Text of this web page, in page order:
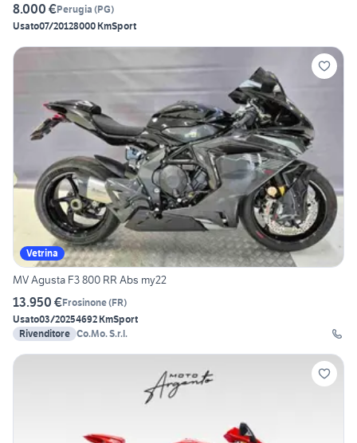
8.000 €Perugia (PG)
Usato07/20128000 KmSport
Vetrina
MV Agusta F3 800 RR Abs my22
13.950 €Frosinone(FR)
Usato03/20254692 KmSport
Rivenditore Co.Mo. S.r.l.